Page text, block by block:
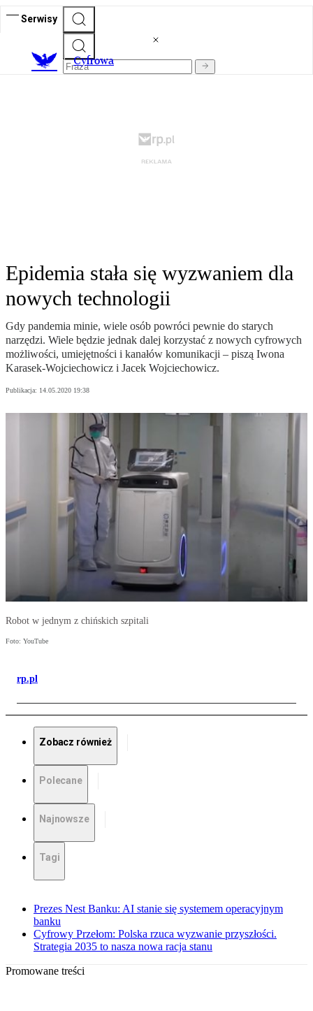
Serwisy
Cyfrowa
Epidemia stała się wyzwaniem dla
nowych technologii
Gdy pandemia minie, wiele osób powróci pewnie do starych
narzędzi. Wiele będzie jednak dalej korzystać z nowych cyfrowych
możliwości, umiejętności i kanałów komunikacji – piszą Iwona
Karasek-Wojciechowicz i Jacek Wojciechowicz.
Publikacja: 14.05.2020 19:38
Robot w jednym z chińskich szpitali
Foto: YouTube
rp.pl
Zobacz również
Polecane
Najnowsze
Tagi
Prezes Nest Banku: AI stanie się systemem operacyjnym
banku
Cyfrowy Przełom: Polska rzuca wyzwanie przyszłości.
Strategia 2035 to nasza nowa racja stanu
Promowane treści